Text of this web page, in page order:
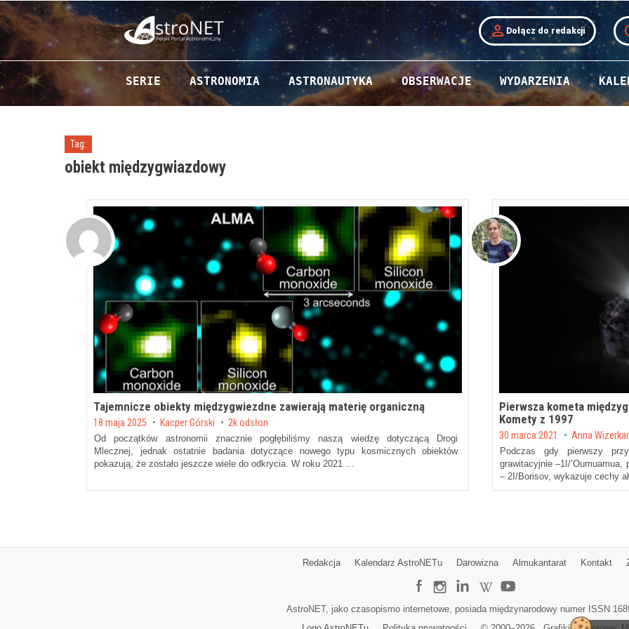
person Dołącz do redakcji
Przejdź do zawartości
SERIE ASTRONOMIA ASTRONAUTYKA OBSERWACJE WYDARZENIA
Tag:
obiekt międzygwiazdowy
Tajemnicze obiekty międzygwiezdne zawierają materię organiczną
Posted on
18 maja 2025 by Kacper Górski 2k odsłon
Od początków astronomii znacznie pogłębiliśmy naszą wiedzę dotyczącą Drogi
Mlecznej, jednak ostatnie badania dotyczące nowego typu kosmicznych obiektów
pokazują, że zostało jeszcze wiele do odkrycia. W roku 2021 …
Pierwsza kometa
Komety z 1997
Posted on
30 marca 2021 by Anna
Podczas gdy pierwszy
grawitacyjnie –1I/
– 2I/Borisov, wykazuje cechy
Redakcja Kalendarz AstroNETu Darowizna Almukantarat Kontakt
AstroNET, jako czasopismo internetowe, posiada międzynarodowy numer ISSN